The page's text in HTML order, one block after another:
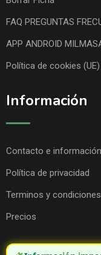
FAQ PREGUNTAS
APP ANDROID
Política de cookies (UE)
Información
Contacto e información
Política de privacidad
Terminos y condiciones
Precios